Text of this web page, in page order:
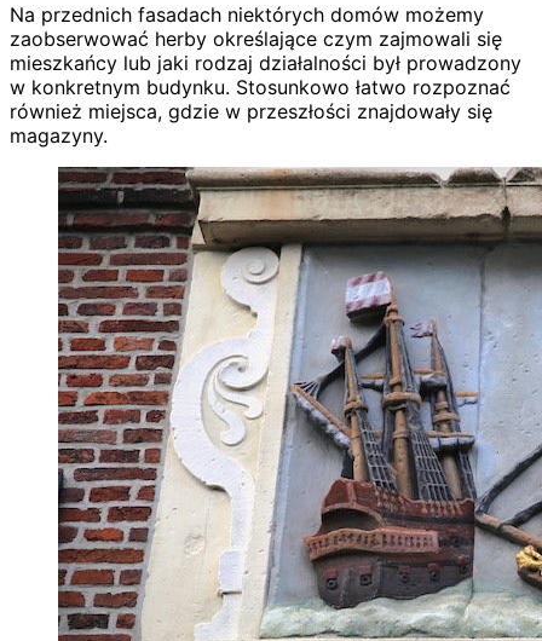
Na przednich fasadach niektórych domów możemy
zaobserwować herby określające czym zajmowali się
mieszkańcy lub jaki rodzaj działalności był prowadzony
w konkretnym budynku. Stosunkowo łatwo rozpoznać
również miejsca, gdzie w przeszłości znajdowały się
magazyny.